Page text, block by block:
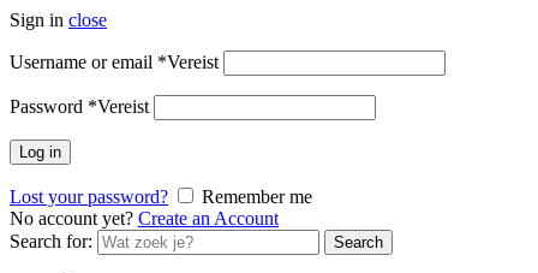
Sign in close
Username or email *Vereist
Password *Vereist
Log in
Lost your password?
Remember me
No account yet? Create an Account
Search for:
Search